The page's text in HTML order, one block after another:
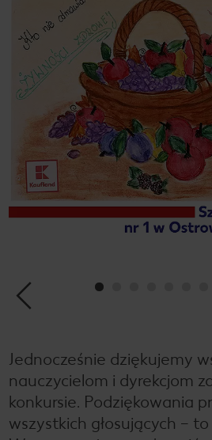
Jednocześnie dziękujemy
nauczycielom i dyrekcjom
konkursie. Podziękowania
wszystkich głosujących –